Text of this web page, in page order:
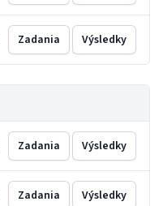
Zadania Výsledky
Zadania Výsledky
Zadania Výsledky